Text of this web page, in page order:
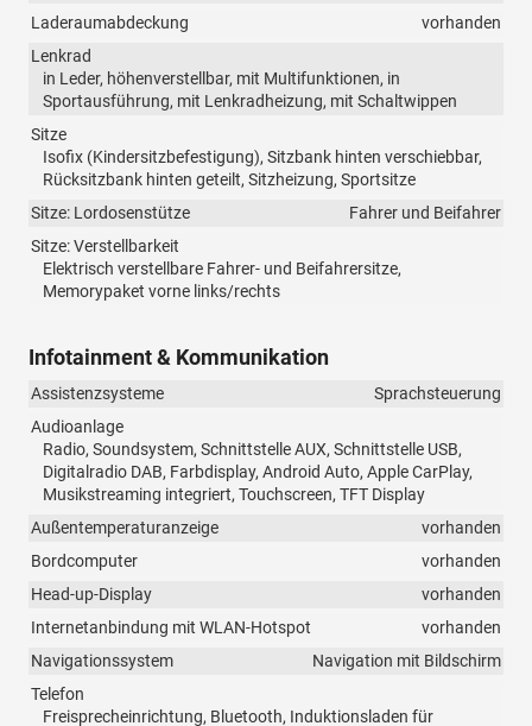
Laderaumabdeckung
vorhanden
Lenkrad
in Leder, höhenverstellbar, mit Multifunktionen, in
Sportausführung, mit Lenkradheizung, mit Schaltwippen
Sitze
Isofix (Kindersitzbefestigung), Sitzbank hinten verschiebbar,
Rücksitzbank hinten geteilt, Sitzheizung, Sportsitze
Sitze: Lordosenstütze
Fahrer und Beifahrer
Sitze: Verstellbarkeit
Elektrisch verstellbare Fahrer- und Beifahrersitze,
Memorypaket vorne links/rechts
Infotainment & Kommunikation
Assistenzsysteme
Sprachsteuerung
Audioanlage
Radio, Soundsystem, Schnittstelle AUX, Schnittstelle USB,
Digitalradio DAB, Farbdisplay, Android Auto, Apple CarPlay,
Musikstreaming integriert, Touchscreen, TFT Display
Außentemperaturanzeige
vorhanden
Bordcomputer
vorhanden
Head-up-Display
vorhanden
Internetanbindung mit WLAN-Hotspot
vorhanden
Navigationssystem
Navigation mit Bildschirm
Telefon
Freisprecheinrichtung, Bluetooth, Induktionsladen für